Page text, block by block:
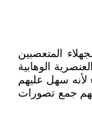
المتعصبين
الوهابية
سهل عليهم
جمع تصورات